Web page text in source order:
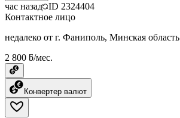
час назад ID 2324404
Контактное лицо
недалеко от г. Фаниполь, Минская область
2 800 ƃ/мес.
Конвертер валют